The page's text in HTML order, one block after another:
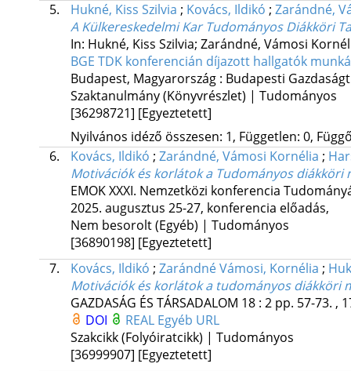
5.
Hukné, Kiss Szilvia ; Kovács, Ildikó ; Zarándné,
A Külkereskedelmi Kar Tudományos Diákköri
In: Hukné, Kiss Szilvia; Zarándné, Vámosi
BGE TDK konferencián díjazott hallgatók
Budapest, Magyarország : Budapesti
Szaktanulmány (Könyvrészlet) | Tudományos
[36298721] [Egyeztetett]
Nyilvános idéző összesen: 1, Független: 0,
6.
Kovács, Ildikó ; Zarándné, Vámosi Kornélia ;
Motivációk és korlátok a Tudományos diákköri
EMOK XXXI. Nemzetközi konferencia
2025. augusztus 25-27, konferencia előadás,
Nem besorolt (Egyéb) | Tudományos
[36890198] [Egyeztetett]
7.
Kovács, Ildikó ; Zarándné Vámosi, Kornélia ;
Motivációk és korlátok a tudományos diákköri
GAZDASÁG ÉS TÁRSADALOM 18: 2 pp. 57-73. ,
DOI
REAL Egyéb URL
Szakcikk (Folyóiratcikk) | Tudományos
[36999907] [Egyeztetett]